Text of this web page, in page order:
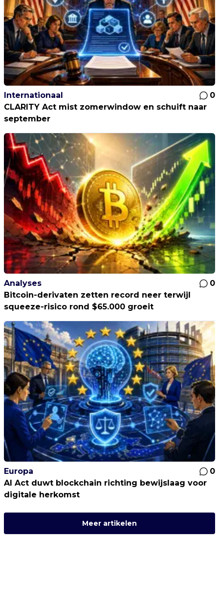
Internationaal
0
CLARITY Act mist zomerwindow en schuift naar
september
Analyses
0
Bitcoin-derivaten zetten record neer terwijl
squeeze-risico rond $65.000 groeit
Europa
0
AI Act duwt blockchain richting bewijslaag voor
digitale herkomst
Meer artikelen